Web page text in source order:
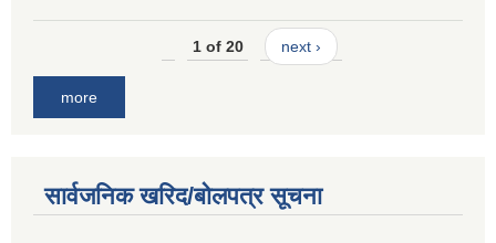
1 of 20 next ›
more
सार्वजनिक खरिद/बोलपत्र सूचना